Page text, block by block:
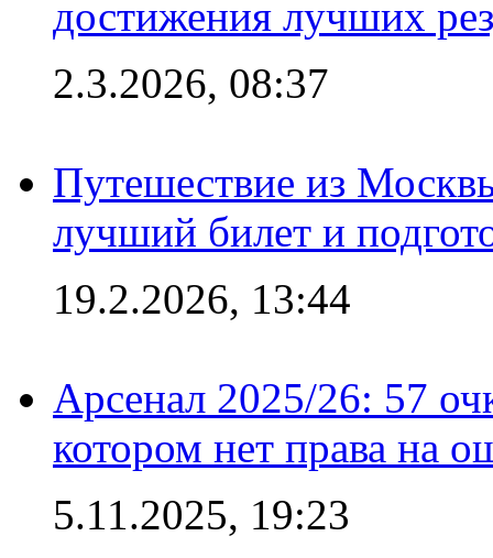
достижения лучших
2.3.2026, 08:37
Путешествие из
лучший билет и
19.2.2026, 13:44
Арсенал 2025/26: 57
котором нет права на
5.11.2025, 19:23